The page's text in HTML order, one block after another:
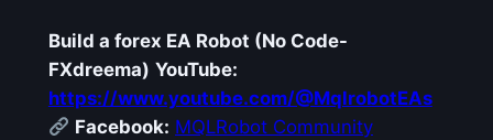
Build a forex EA Robot (No Code-
FXdreema) YouTube:
https://www.youtube.com/@MqlrobotEAs
Facebook: MQLRobot Community